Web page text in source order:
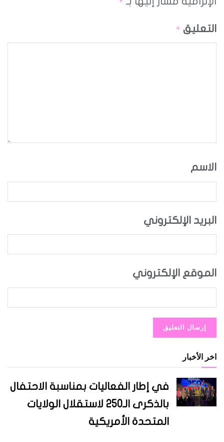
التعليق *
الاسم
البريد الإلكتروني
الموقع الإلكتروني
اخر الأخبار
في إطار الفعاليات بمناسبة الاحتفال
بالذكرى الـ250 لاستقلال الولايات
المتحدة الأمريكية